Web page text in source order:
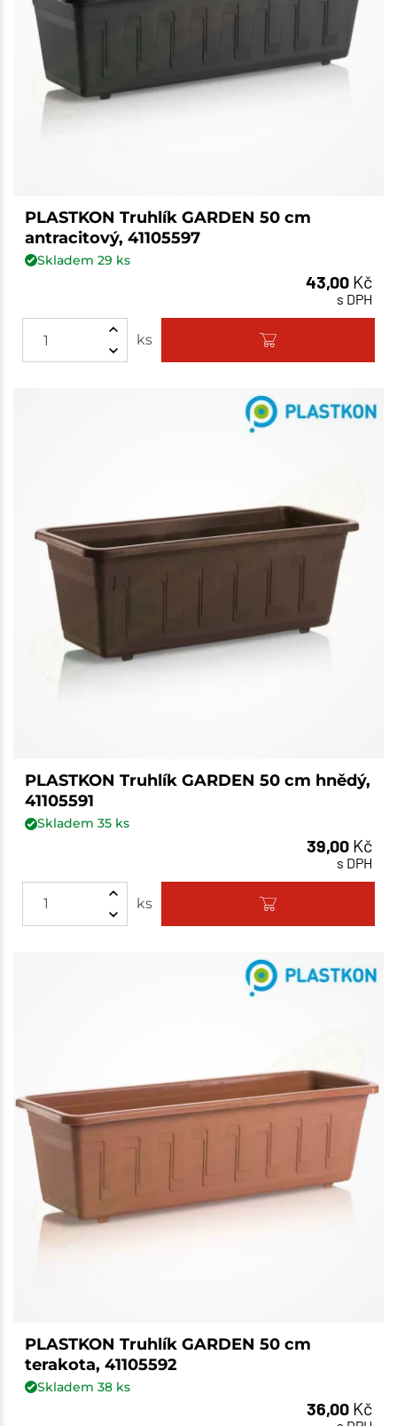
PLASTKON Truhlík GARDEN 50 cm
antracitový, 41105597
Skladem 29 ks
43,00 Kč
s DPH
ks
PLASTKON Truhlík GARDEN 50 cm hnědý,
41105591
Skladem 35ks
39,00 Kč
s DPH
ks
PLASTKON Truhlík GARDEN 50 cm
terakota, 41105592
Skladem 38ks
36,00 Kč